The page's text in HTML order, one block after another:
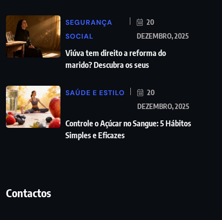
SEGURANÇA
SOCIAL
20
DEZEMBRO, 2025
Viúva tem direito a reforma do
marido? Descubra os seus
SAÚDE E ESTILO
20
DEZEMBRO, 2025
Controle o Açúcar no Sangue: 5 Hábitos
Simples e Eficazes
Contactos